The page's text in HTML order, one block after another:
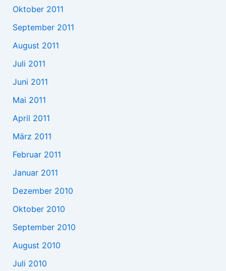
Oktober 2011
September 2011
August 2011
Juli 2011
Juni 2011
Mai 2011
April 2011
März 2011
Februar 2011
Januar 2011
Dezember 2010
Oktober 2010
September 2010
August 2010
Juli 2010